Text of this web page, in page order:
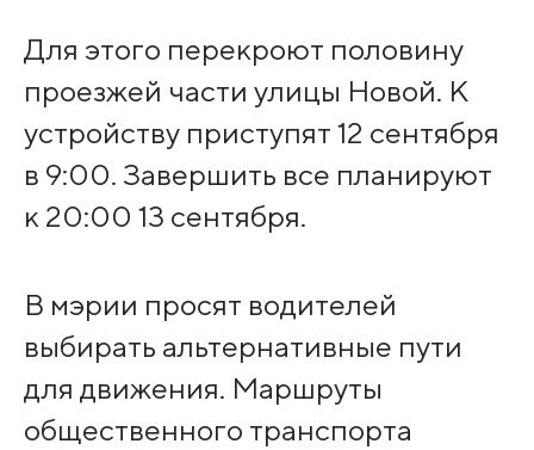
Для этого перекроют половину
проезжей части улицы Новой. К
устройству приступят 12 сентября
в 9:00. Завершить все планируют
к 20:00 13 сентября.
В мэрии просят водителей
выбирать альтернативные пути
для движения. Маршруты
общественного транспорта